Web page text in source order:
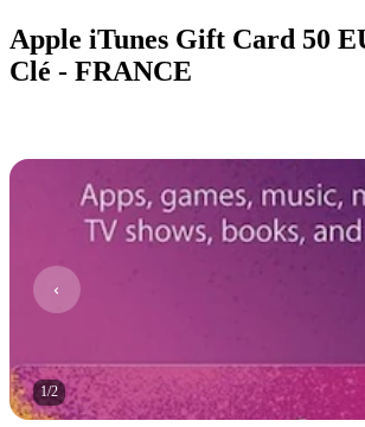
Apple iTunes Gift Card 50
Clé - FRANCE
1/2